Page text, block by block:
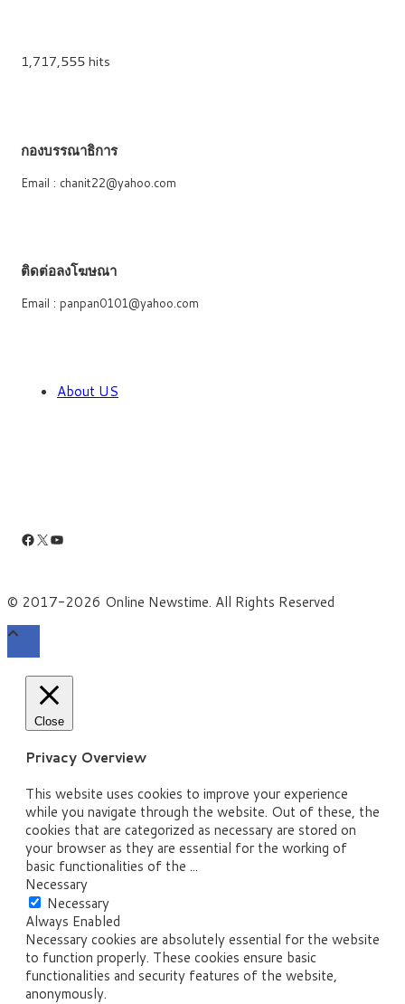
1,717,555 hits
กองบรรณาธิการ
Email : chanit22@yahoo.com
ติดต่อลงโฆษณา
Email : panpan0101@yahoo.com
About US
Facebook
X YouTube
© 2017-2026 Online Newstime. All Rights Reserved
Close
Privacy Overview
This website uses cookies to improve your experience
while you navigate through the website. Out of these, the
cookies that are categorized as necessary are stored on
your browser as they are essential for the working of
basic functionalities of the ...
Necessary
Necessary
Always Enabled
Necessary cookies are absolutely essential for the website
to function properly. These cookies ensure basic
functionalities and security features of the website,
anonymously.